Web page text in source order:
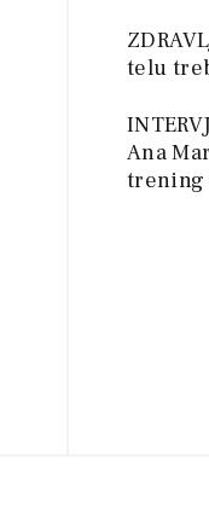
telu
Ana
trening